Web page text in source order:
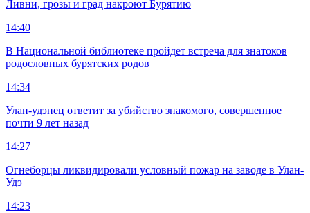
Ливни, грозы и град накроют Бурятию
14:40
В Национальной библиотеке пройдет встреча для знатоков
родословных бурятских родов
14:34
Улан-удэнец ответит за убийство знакомого, совершенное
почти 9 лет назад
14:27
Огнеборцы ликвидировали условный пожар на заводе в Улан-
Удэ
14:23